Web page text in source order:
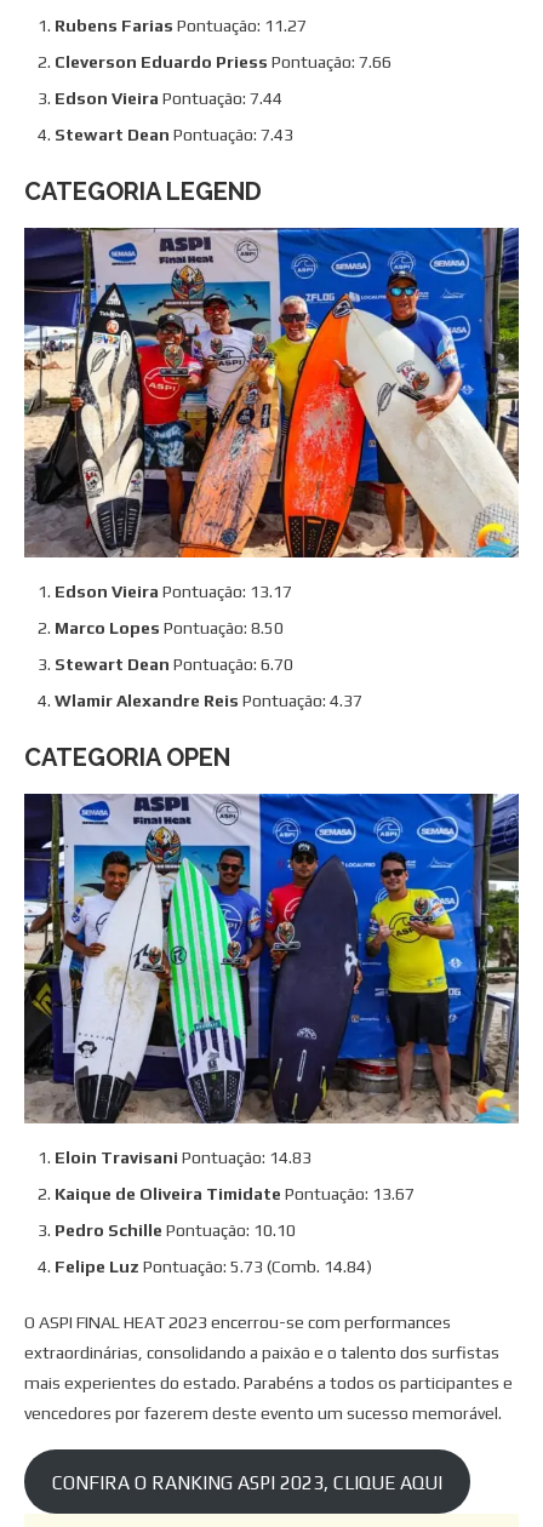
Rubens Farias Pontuação: 11.27
Cleverson Eduardo Priess Pontuação: 7.66
Edson Vieira Pontuação: 7.44
Stewart Dean Pontuação: 7.43
CATEGORIA LEGEND
Edson Vieira Pontuação: 13.17
Marco Lopes Pontuação: 8.50
Stewart Dean Pontuação: 6.70
Wlamir Alexandre Reis Pontuação: 4.37
CATEGORIA OPEN
Eloin Travisani Pontuação: 14.83
Kaique de Oliveira Timidate Pontuação: 13.67
Pedro Schille Pontuação: 10.10
Felipe Luz Pontuação: 5.73 (Comb. 14.84)
O ASPI FINAL HEAT 2023 encerrou-se com performances
extraordinárias, consolidando a paixão e o talento dos surfistas
mais experientes do estado. Parabéns a todos os participantes e
vencedores por fazerem deste evento um sucesso memorável.
CONFIRA O RANKING ASPI 2023, CLIQUE AQUI